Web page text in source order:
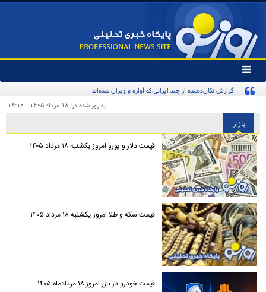
تغییر
وضعیت
منوی
ها
گزارش تکان‌دهنده از چند ایرانی که آواره و ویران شده‌اند
به روز شده در: ۱۸ مرداد ۱۴۰۵ - ۱۸:۱۰
بازار
قیمت دلار و یورو امروز یکشنبه ۱۸ مرداد ۱۴۰۵
قیمت سکه و طلا امروز یکشنبه ۱۸ مرداد ۱۴۰۵
قیمت خودرو در بازر امروز ۱۸ مردادماه ۱۴۰۵